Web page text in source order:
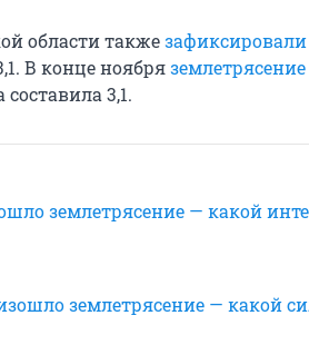
области также
В конце ноября
3,1.
землетрясение — какой
землетрясение — какой